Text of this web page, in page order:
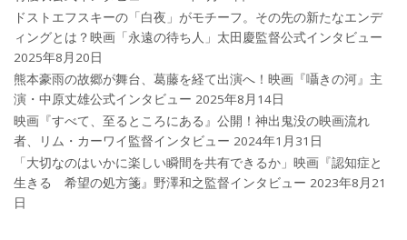
ドストエフスキーの「白夜」がモチーフ。その先の新たなエンデ
ィングとは？映画「永遠の待ち人」太田慶監督公式インタビュー
2025年8月20日
熊本豪雨の故郷が舞台、葛藤を経て出演へ！映画『囁きの河』主
演・中原丈雄公式インタビュー 2025年8月14日
映画『すべて、至るところにある』公開！神出鬼没の映画流れ
者、リム・カーワイ監督インタビュー 2024年1月31日
「大切なのはいかに楽しい瞬間を共有できるか」映画『認知症と
生きる 希望の処方箋』野澤和之監督インタビュー 2023年8月21
日